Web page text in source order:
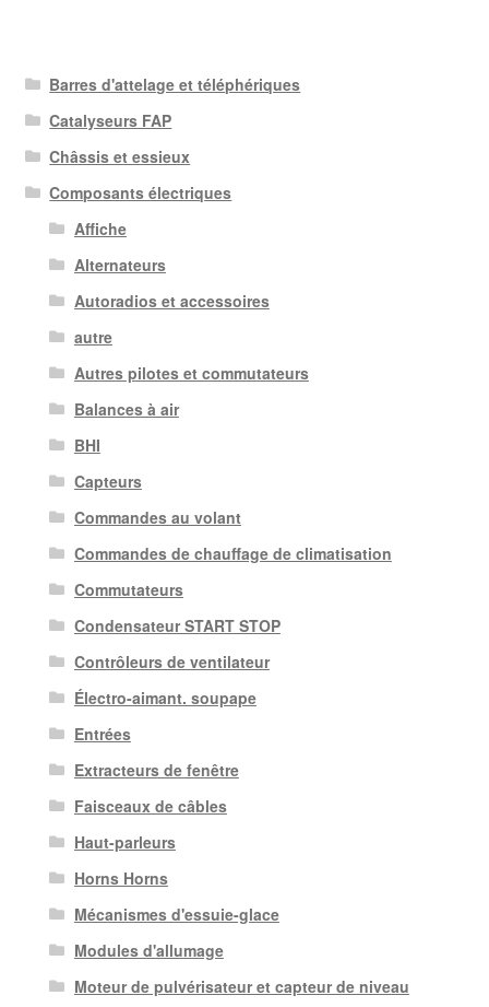
Barres d'attelage et téléphériques
Catalyseurs FAP
Châssis et essieux
Composants électriques
Affiche
Alternateurs
Autoradios et accessoires
autre
Autres pilotes et commutateurs
Balances à air
BHI
Capteurs
Commandes au volant
Commandes de chauffage de climatisation
Commutateurs
Condensateur START STOP
Contrôleurs de ventilateur
Électro-aimant. soupape
Entrées
Extracteurs de fenêtre
Faisceaux de câbles
Haut-parleurs
Horns Horns
Mécanismes d'essuie-glace
Modules d'allumage
Moteur de pulvérisateur et capteur de niveau